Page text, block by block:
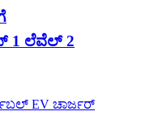
1 ಲೆವೆಲ್ 2